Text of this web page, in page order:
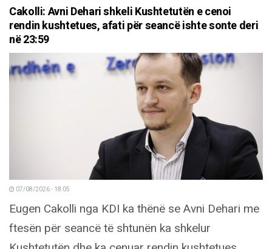
Cakolli: Avni Dehari shkeli Kushtetutën e cenoi
rendin kushtetues, afati për seancë ishte sonte deri
në 23:59
07/08/2026 - 18:05
Eugen Cakolli nga KDI ka thënë se Avni Dehari me
ftesën për seancë të shtunën ka shkelur